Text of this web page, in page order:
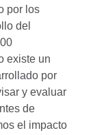
por los
del
existe un
por
y evaluar
de
el impacto